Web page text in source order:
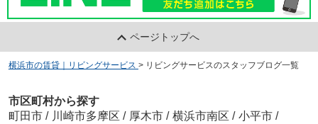
ページトップへ
横浜市の賃貸｜リビングサービス > リビングサービスのスタッフブログ一覧
市区町村から探す
町田市 / 川崎市多摩区 / 厚木市 / 横浜市南区 / 小平市 /